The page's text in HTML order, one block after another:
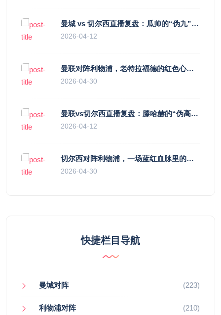
曼城 vs 切尔西直播复盘：瓜帅的“伪九”陷阱，如何绞杀蓝军的“三中卫”？
2026-04-12
曼联对阵利物浦，老特拉福德的红色心跳与蓝色暗涌
2026-04-30
曼联vs切尔西直播复盘：滕哈赫的“伪高位”与波切蒂诺的“无锋阵”，谁更拧巴？
2026-04-12
切尔西对阵利物浦，一场蓝红血脉里的恩怨与忠诚
2026-04-30
快捷栏目导航
曼城对阵 (223)
利物浦对阵 (210)